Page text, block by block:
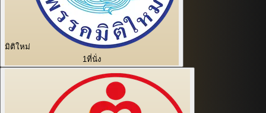
มิติใหม่
1ที่นั่ง